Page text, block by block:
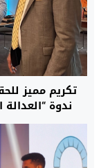
تكريم مميز
ندوة